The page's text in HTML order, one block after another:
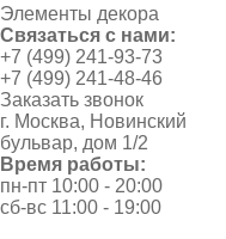
Элементы декора
Связаться с нами:
+7 (499) 241-93-73
+7 (499) 241-48-46
Заказать звонок
г. Москва, Новинский
бульвар, дом 1/2
Время работы:
пн-пт 10:00 - 20:00
сб-вс 11:00 - 19:00